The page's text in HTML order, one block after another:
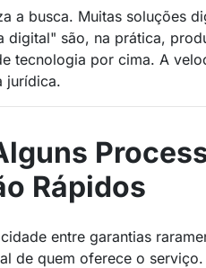
a busca. Muitas soluções
digital" são, na prática,
tecnologia por cima. A
jurídica.
Rápidos
entre garantias
de quem oferece o serviço.